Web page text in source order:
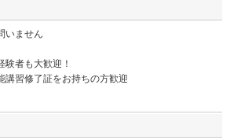
いません
者も大歓迎！
習修了証をお持ちの方歓迎